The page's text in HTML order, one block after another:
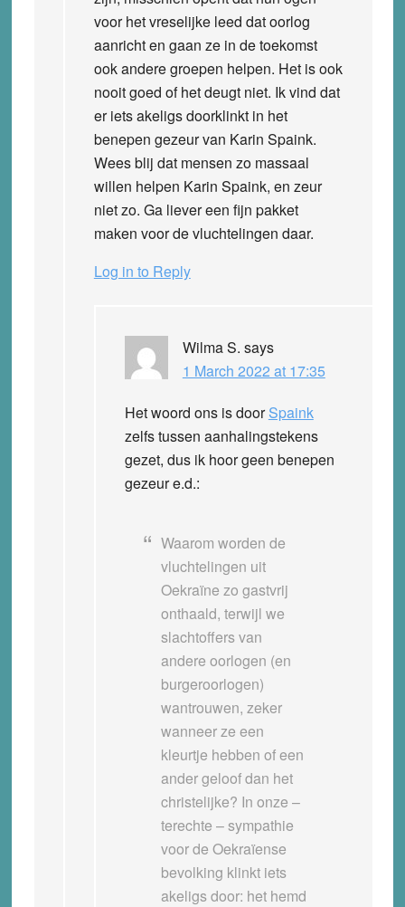
voor het vreselijke leed dat oorlog
aanricht en gaan ze in de toekomst
ook andere groepen helpen. Het is ook
nooit goed of het deugt niet. Ik vind dat
er iets akeligs doorklinkt in het
benepen gezeur van Karin Spaink.
Wees blij dat mensen zo massaal
willen helpen Karin Spaink, en zeur
niet zo. Ga liever een fijn pakket
maken voor de vluchtelingen daar.
Log in to Reply
Wilma S. says
1 March 2022 at 17:35
Het woord ons is doorSpaink
zelfs tussen aanhalingstekens
gezet, dus ik hoor geen benepen
gezeur e.d.:
Waarom worden de
vluchtelingen uit
Oekraïne zo gastvrij
onthaald, terwijl we
slachtoffers van
andere oorlogen (en
burgeroorlogen)
wantrouwen, zeker
wanneer ze een
kleurtje hebben of een
ander geloof dan het
christelijke? In onze –
terechte – sympathie
voor de Oekraïense
bevolking klinkt iets
akeligs door: het hemd